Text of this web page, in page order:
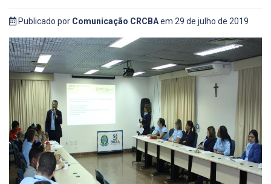
Publicado por Comunicação CRCBAem 29 de julho de 2019